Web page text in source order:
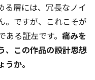
る層には、冗長なノイ
。ですが、これこそが
る証左です。 痛みを
、この作品の設計思想
か。